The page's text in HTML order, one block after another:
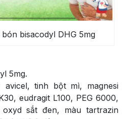
bisacodyl DHG 5mg
5mg.
avicel, tinh bột mì, magnesi
eudragit L100, PEG 6000,
sắt đen, màu tartrazin